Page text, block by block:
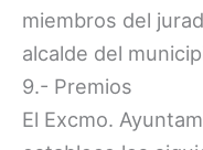
miembros del
alcalde del
9.- Premios
El Excmo.